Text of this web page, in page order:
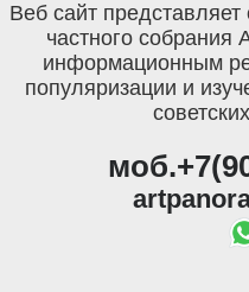
Веб сайт
частного собрания
информационным
популяризации и